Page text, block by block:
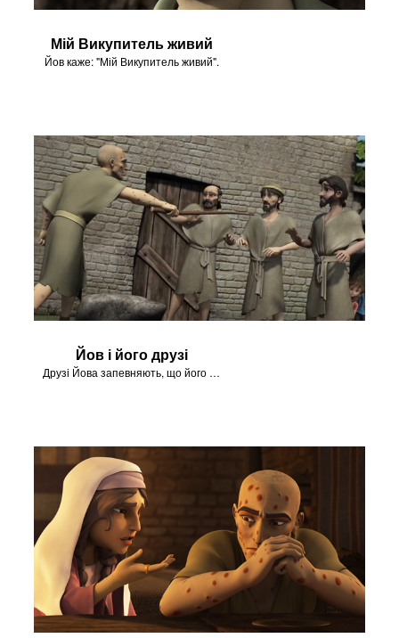
Мій Викупитель живий
Йов каже: "Мій Викупитель живий".
Йов і його друзі
Друзі Йова запевняють, що його нещастя - покарання за гріхи.